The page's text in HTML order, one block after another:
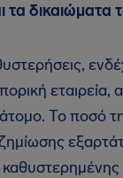
τα δικαιώματα
εταιρεία,
Το ποσό